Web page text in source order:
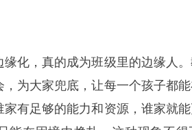
化，真的成为班级里的边缘人
为大家兜底，让每一个孩子都
有足够的能力和资源，谁家就